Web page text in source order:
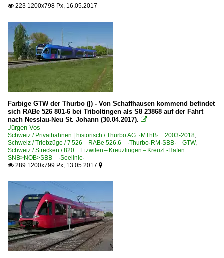
 223 1200x798 Px, 16.05.2017
Farbige GTW der Thurbo (|) - Von Schaffhausen kommend befindet
sich RABe 526 801-6 bei Triboltingen als S8 23868 auf der Fahrt
nach Nesslau-Neu St. Johann (30.04.2017). 
Jürgen Vos
Schweiz / Privatbahnen | historisch / Thurbo AG ·MThB· 2003-2018,
Schweiz / Triebzüge / 7 526 RABe 526.6 ·Thurbo·RM·SBB· GTW,
Schweiz / Strecken / 820 Etzwilen – Kreuzlingen – Kreuzl.-Hafen
SNB>NOB>SBB ·Seelinie·
 289 1200x799 Px, 13.05.2017 